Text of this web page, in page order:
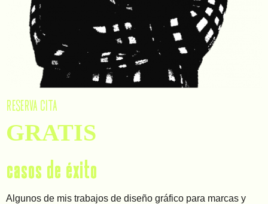
RESERVA CITA
GRATIS
casos de éxito
Algunos de mis trabajos de diseño gráfico para marcas y